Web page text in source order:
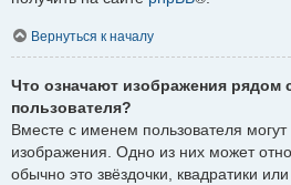
Вернуться к началу
Что означают изображения рядом
пользователя?
Вместе с именем пользователя могут
изображения. Одно из них может
обычно это звёздочки, квадратики